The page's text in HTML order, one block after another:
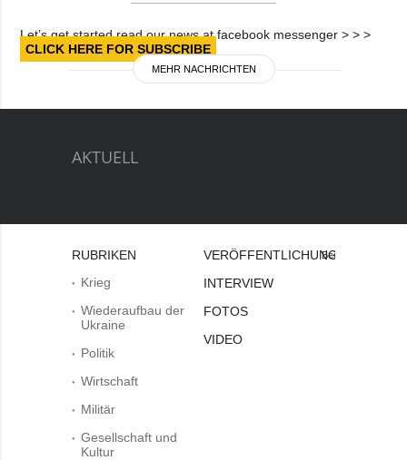
Let’s get started read our news at facebook messenger > > >
CLICK HERE FOR SUBSCRIBE
MEHR NACHRICHTEN
AKTUELL
RUBRIKEN
Krieg
Wiederaufbau der
Ukraine
Politik
Wirtschaft
Militär
Gesellschaft und
Kultur
VERÖFFENTLICHUNGEN
INTERVIEW
FOTOS
VIDEO
Bei